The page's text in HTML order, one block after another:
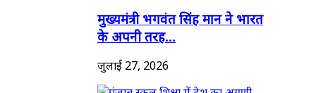
मुख्यमंत्री भगवंत सिंह मान ने भारत
के अपनी तरह...
जुलाई 27, 2026